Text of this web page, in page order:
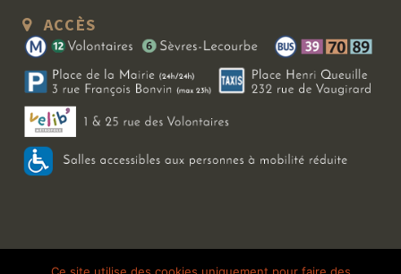
ACCÈS
Copyright 2026 Le Bal Blomet | Tous droits réservés | Mentions légales